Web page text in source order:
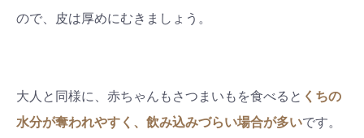
ので、皮は厚めにむきましょう。
大人と同様に、赤ちゃんもさつまいもを食べると くちの
水分が奪われやすく、飲み込みづらい場合が多いです。